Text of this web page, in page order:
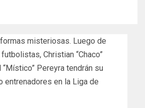
misteriosas. Luego de
Christian “Chaco”
Pereyra tendrán su
entrenadores en la Liga de